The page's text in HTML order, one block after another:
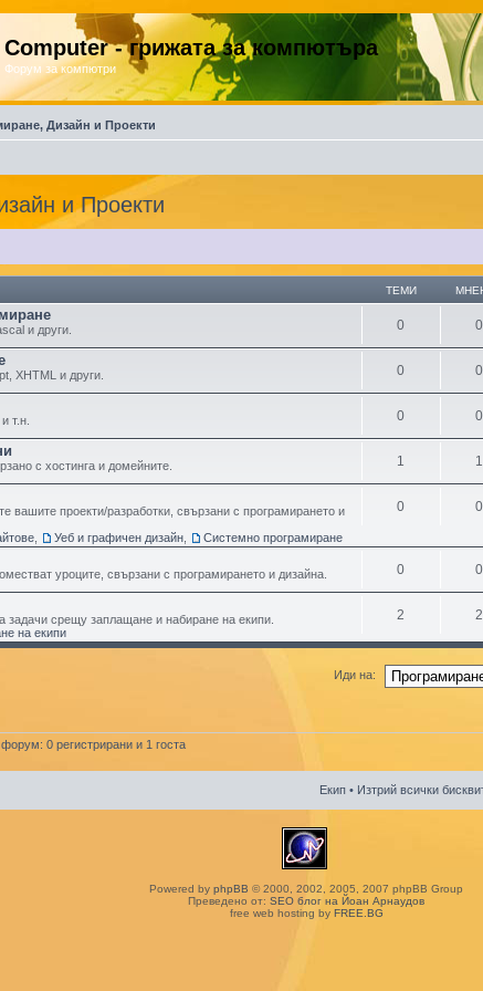
Computer - грижата за компютъра
Форум за компютри
Дизайн и Проекти
и Проекти
ТЕМИ
и други. 0 0
XHTML и други. 0 0
т.н. 0 0
с хостинга и домейните. 1 1
вашите проекти/разработки, свързани с програмирането и
, Уеб и графичен дизайн, Системно програмиране
0 0
уроците, свързани с програмирането и дизайна. 0 0
задачи срещу заплащане и набиране на екипи.
на екипи
2 2
Иди на:
0 регистрирани и 1 госта
Екип• Изтрий всички
Powered by phpBB © 2000, 2002, 2005, 2007 phpBB Group
Преведено от: SEO блог на Йоан Арнаудов
free web hosting by FREE.BG